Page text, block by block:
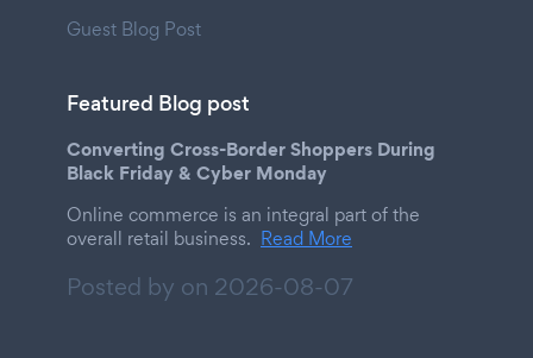
Guest Blog Post
Featured Blog post
Converting Cross-Border Shoppers During
Black Friday & Cyber Monday
Online commerce is an integral part of the
overall retail business. Read More
Posted by on 2026-08-07